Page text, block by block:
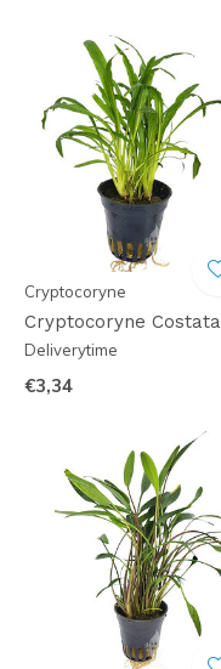
Cryptocoryne
Cryptocoryne Costata
Deliverytime
€3,34